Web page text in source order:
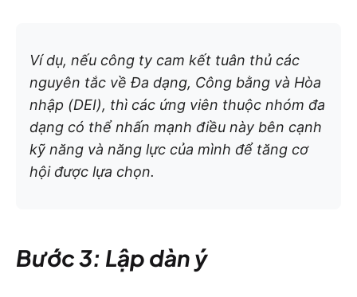
Ví dụ, nếu công ty cam kết tuân thủ các
nguyên tắc về Đa dạng, Công bằng và Hòa
nhập (DEI), thì các ứng viên thuộc nhóm đa
dạng có thể nhấn mạnh điều này bên cạnh
kỹ năng và năng lực của mình để tăng cơ
hội được lựa chọn.
Bước 3: Lập dàn ý